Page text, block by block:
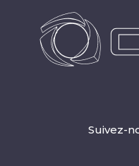
Suivez-